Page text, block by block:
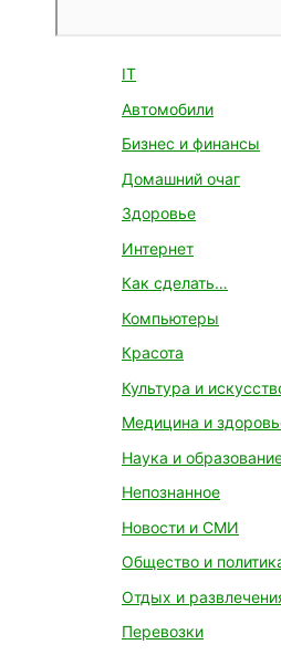
IT
Автомобили
Бизнес и финансы
Домашний очаг
Здоровье
Интернет
Как сделать…
Компьютеры
Красота
Культура и
Медицина и
Наука и
Непознанное
Новости и СМИ
Общество и
Отдых и
Перевозки